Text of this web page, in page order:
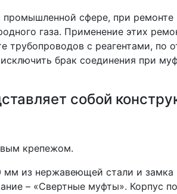
сфере, при ремонте
газа. Применение этих
трубопроводов с реагентами, по
брак соединения при
собой
крепежом.
мм из нержавеющей стали и
– «Свертные муфты». Корпус